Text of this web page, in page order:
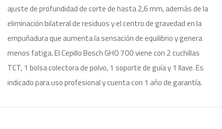
ajuste de profundidad de corte de hasta 2,6 mm, además de la
eliminación bilateral de residuos y el centro de gravedad en la
empuñadura que aumenta la sensación de equilibrio y genera
menos fatiga. El Cepillo Bosch GHO 700 viene con 2 cuchillas
TCT, 1 bolsa colectora de polvo, 1 soporte de guía y 1 llave. Es
indicado para uso profesional y cuenta con 1 año de garantía.